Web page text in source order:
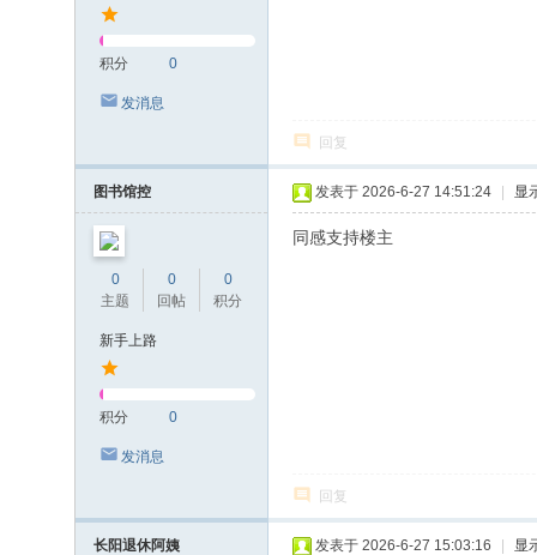
积分 0
发消息
回复
图书馆控
0
主题
0
回帖
0
积分
新手上路
积分 0
发消息
发表于 2026-6-27 14:51:24 显
同感支持楼主
回复
长阳退休阿姨 发表于 2026-6-27 15:03:16 显